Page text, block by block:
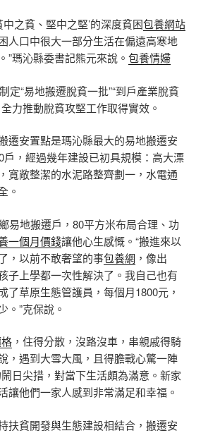
中之貧、堅中之堅’的深度貧困包養網站
人口中很大一部分生活在偏遠高寒地
”瑪沁縣委書記熊元來說。 包養情婦
定“易地搬遷脫貧一批”“到戶產業脫貧
力推動脫貧攻堅工作取得實效。
遷安置點是瑪沁縣最大的易地搬遷安
戶，經過幾年建設已初具規模：高大漂
寬敞整潔的水泥路整齊劃一，水電通
。
易地搬遷戶，80平方米布局合理、功
一個月價錢讓他心生感慨。“搬進來以
，以前不敢奢望的事包養網 ，像出
子上學都一次性解決了。我自己也有
了草原生態管護員，每個月1800元，
。”克保說。
，住得分散，沒路沒車，串親戚得騎
，遇到大雪大風，且得膽戰心驚一陣
日尖措，對當下生活頗為滿意。新家
讓他們一家人感到非常滿足和幸福。
扶貧開發與生態建設相結合，搬遷安